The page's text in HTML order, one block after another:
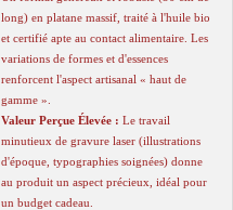
long) en platane massif, traité à l'huile bio
et certifié apte au contact alimentaire. Les
variations de formes et d'essences
renforcent l'aspect artisanal « haut de
gamme ».
Valeur Perçue Élevée : Le travail
minutieux de gravure laser (illustrations
d'époque, typographies soignées) donne
au produit un aspect précieux, idéal pour
un budget cadeau.